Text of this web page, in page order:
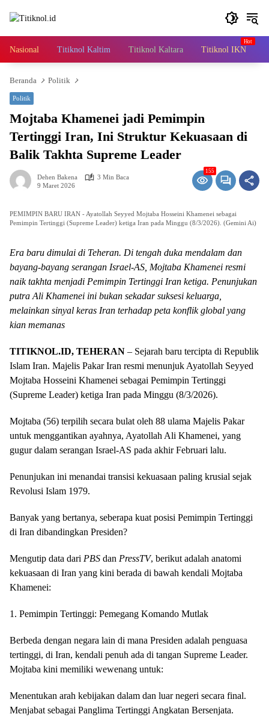
Nasional Titiknol Kaltim Titiknol Kaltara Titiknol IKN
Beranda Politik
Politik
Mojtaba Khamenei jadi Pemimpin
Tertinggi Iran, Ini Struktur Kekuasaan di
Balik Takhta Supreme Leader
Dehen Bakena
3 Min Baca
9 Maret 2026
155
PEMIMPIN BARU IRAN - Ayatollah Seyyed Mojtaba Hosseini Khamenei sebagai
Pemimpin Tertinggi (Supreme Leader) ketiga Iran pada Minggu (8/3/2026). (Gemini Ai)
Era baru dimulai di Teheran. Di tengah duka mendalam dan
bayang-bayang serangan Israel-AS, Mojtaba Khamenei resmi
naik takhta menjadi Pemimpin Tertinggi Iran ketiga. Penunjukan
putra Ali Khamenei ini bukan sekadar suksesi keluarga,
melainkan sinyal keras Iran terhadap peta konflik global yang
kian memanas
TITIKNOL.ID, TEHERAN – Sejarah baru tercipta di Republik
Islam Iran. Majelis Pakar Iran resmi menunjuk Ayatollah Seyyed
Mojtaba Hosseini Khamenei sebagai Pemimpin Tertinggi
(Supreme Leader) ketiga Iran pada Minggu (8/3/2026).
Mojtaba (56) terpilih secara bulat oleh 88 ulama Majelis Pakar
untuk menggantikan ayahnya, Ayatollah Ali Khamenei, yang
gugur dalam serangan Israel-AS pada akhir Februari lalu.
Penunjukan ini menandai transisi kekuasaan paling krusial sejak
Revolusi Islam 1979.
Banyak yang bertanya, seberapa kuat posisi Pemimpin Tertinggi
di Iran dibandingkan Presiden?
Mengutip data dari PBS dan PressTV, berikut adalah anatomi
kekuasaan di Iran yang kini berada di bawah kendali Mojtaba
Khamenei:
1. Pemimpin Tertinggi: Pemegang Komando Mutlak
Berbeda dengan negara lain di mana Presiden adalah penguasa
tertinggi, di Iran, kendali penuh ada di tangan Supreme Leader.
Mojtaba kini memiliki wewenang untuk:
Menentukan arah kebijakan dalam dan luar negeri secara final.
Menjabat sebagai Panglima Tertinggi Angkatan Bersenjata.